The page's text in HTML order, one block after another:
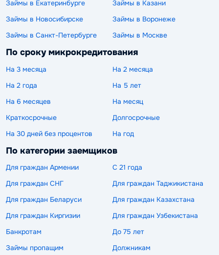
Займы в Екатеринбурге
Займы в Казани
Займы в Новосибирске
Займы в Воронеже
Займы в Санкт-Петербурге
Займы в Москве
По сроку микрокредитования
На 3 месяца
На 2 месяца
На 2 года
На 5 лет
На 6 месяцев
На месяц
Краткосрочные
Долгосрочные
На 30 дней без процентов
На год
По категории заемщиков
Для граждан Армении
С 21 года
Для граждан СНГ
Для граждан Таджикистана
Для граждан Беларуси
Для граждан Казахстана
Для граждан Киргизии
Для граждан Узбекистана
Банкротам
До 75 лет
Займы пропащим
Должникам